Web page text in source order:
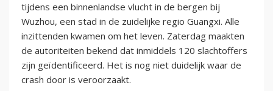
tijdens een binnenlandse vlucht in de bergen bij
Wuzhou, een stad in de zuidelijke regio Guangxi. Alle
inzittenden kwamen om het leven. Zaterdag maakten
de autoriteiten bekend dat inmiddels 120 slachtoffers
zijn geïdentificeerd. Het is nog niet duidelijk waar de
crash door is veroorzaakt.